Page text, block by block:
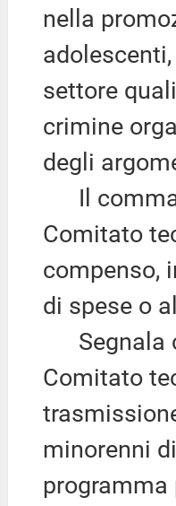
nella
settore
crimine
degli
Il comma
Comitato
compenso,
di spese o
Segnala
Comitato
minorenni
programma